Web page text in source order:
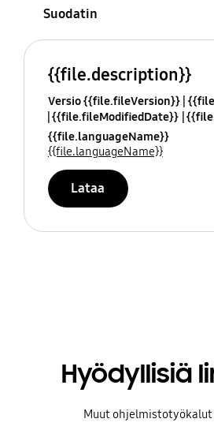
Suodatin
{{file.description}}
Versio {{file.fileVersion}}
{{file.fileModifiedDate}}
{{file.languageName}}
{{file.languageName}}
Lataa
Hyödyllisiä
Muut